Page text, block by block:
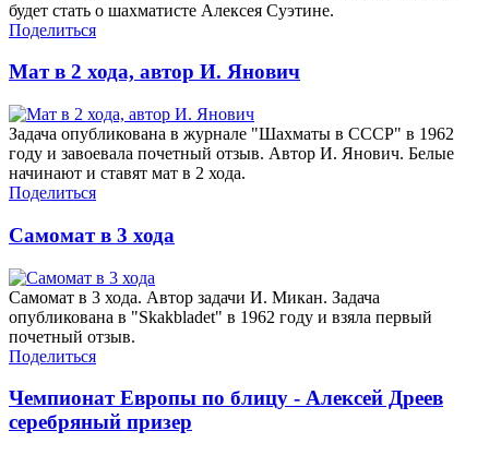
будет стать о шахматисте Алексея Суэтине.
Поделиться
Мат в 2 хода, автор И. Янович
Задача опубликована в журнале "Шахматы в СССР" в 1962
году и завоевала почетный отзыв. Автор И. Янович. Белые
начинают и ставят мат в 2 хода.
Поделиться
Самомат в 3 хода
Самомат в 3 хода. Автор задачи И. Микан. Задача
опубликована в "Skakbladet" в 1962 году и взяла первый
почетный отзыв.
Поделиться
Чемпионат Европы по блицу - Алексей Дреев
серебряный призер